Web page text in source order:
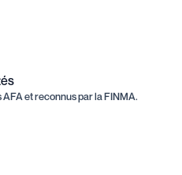
et reconnus par la FINMA.